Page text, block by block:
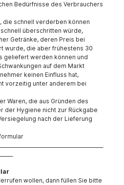
Bedürfnisse des Verbrauchers
die schnell verderben können
überschritten würde,
Getränke, deren Preis bei
wurde, die aber frühestens 30
geliefert werden können und
auf dem Markt
keinen Einfluss hat,
vorzeitig unter anderem bei
Waren, die aus Gründen des
der Hygiene nicht zur Rückgabe
nach der Lieferung
wollen, dann füllen Sie bitte